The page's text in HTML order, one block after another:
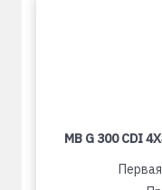
MB G 300 CDI